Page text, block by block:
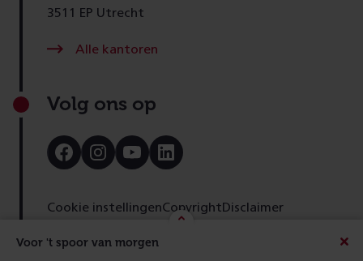
Voor 't spoor van morgen
3511 EP Utrecht
Alle kantoren
Volg ons op
Bezoek
onze
Bezoek
onze
Bezoek
onze
Bezoek
onze
Cookie instellingenCopyrightDisclaimer